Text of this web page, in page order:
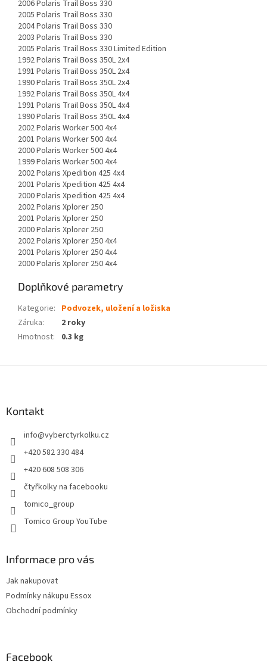
2006 Polaris Trail Boss 330
2005 Polaris Trail Boss 330
2004 Polaris Trail Boss 330
2003 Polaris Trail Boss 330
2005 Polaris Trail Boss 330 Limited Edition
1992 Polaris Trail Boss 350L 2x4
1991 Polaris Trail Boss 350L 2x4
1990 Polaris Trail Boss 350L 2x4
1992 Polaris Trail Boss 350L 4x4
1991 Polaris Trail Boss 350L 4x4
1990 Polaris Trail Boss 350L 4x4
2002 Polaris Worker 500 4x4
2001 Polaris Worker 500 4x4
2000 Polaris Worker 500 4x4
1999 Polaris Worker 500 4x4
2002 Polaris Xpedition 425 4x4
2001 Polaris Xpedition 425 4x4
2000 Polaris Xpedition 425 4x4
2002 Polaris Xplorer 250
2001 Polaris Xplorer 250
2000 Polaris Xplorer 250
2002 Polaris Xplorer 250 4x4
2001 Polaris Xplorer 250 4x4
2000 Polaris Xplorer 250 4x4
Doplňkové parametry
Kategorie: Podvozek, uložení a ložiska
Záruka:
2 roky
Hmotnost: 0.3 kg
Kontakt
info@vyberctyrkolku.cz
+420 582 330 484
+420 608 508 306
čtyřkolky na facebooku
tomico_group
Tomico Group YouTube
Informace pro vás
Jak nakupovat
Podmínky nákupu Essox
Obchodní podmínky
Facebook